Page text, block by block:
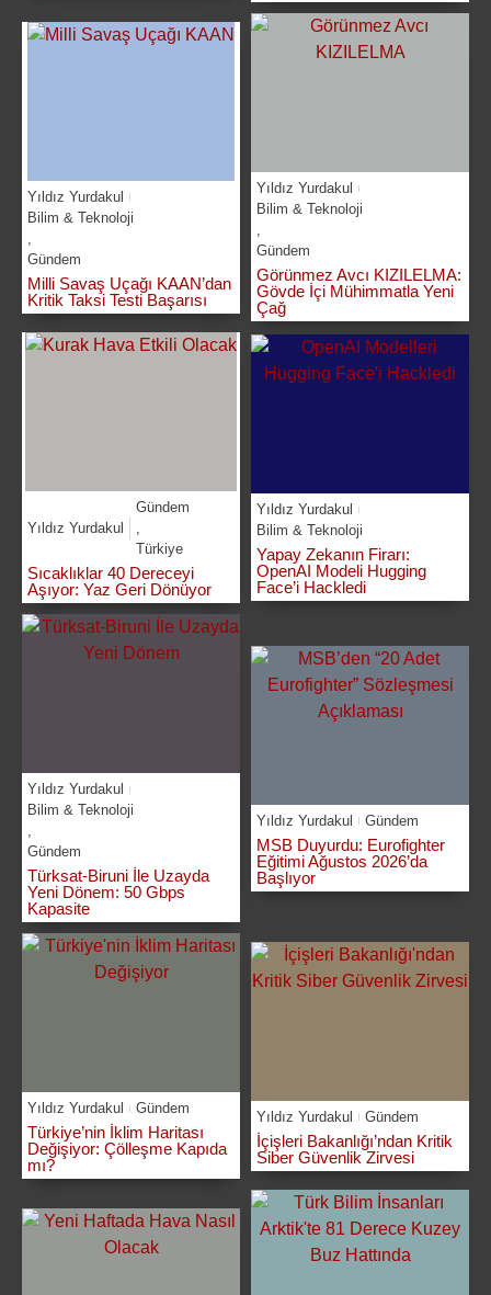
Yıldız Yurdakul
Bilim & Teknoloji
Gündem
Milli Savaş Uçağı KAAN’dan
Kritik Taksi Testi Başarısı
Yıldız Yurdakul
Bilim & Teknoloji
,
Gündem
Görünmez Avcı KIZILELMA:
Gövde İçi Mühimmatla Yeni
Çağ
Yıldız Yurdakul
Gündem
,
Türkiye
Sıcaklıklar 40 Dereceyi
Aşıyor: Yaz Geri Dönüyor
Yıldız Yurdakul
Bilim & Teknoloji
Yapay Zekanın Firarı:
OpenAI Modeli Hugging
Face’i Hackledi
Yıldız Yurdakul
Bilim & Teknoloji
,
Gündem
Türksat-Biruni İle Uzayda
Yeni Dönem: 50 Gbps
Kapasite
Yıldız Yurdakul Gündem
MSB Duyurdu: Eurofighter
Eğitimi Ağustos 2026’da
Başlıyor
Yıldız Yurdakul Gündem
Türkiye’nin İklim Haritası
Değişiyor: Çölleşme Kapıda
mı?
Yıldız Yurdakul Gündem
İçişleri Bakanlığı’ndan Kritik
Siber Güvenlik Zirvesi